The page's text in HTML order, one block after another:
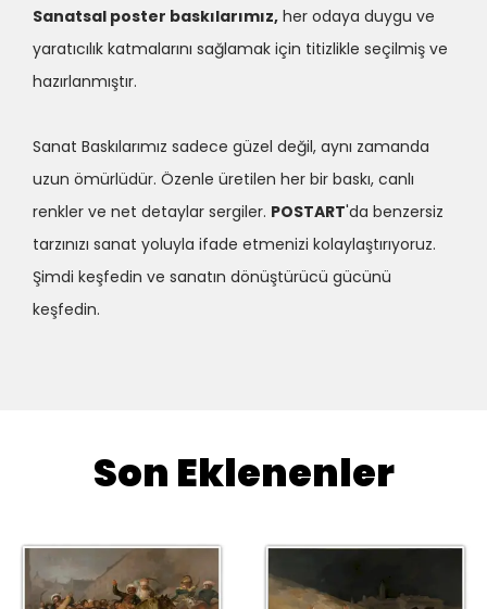
Sanatsal poster baskılarımız, her odaya duygu ve
yaratıcılık katmalarını sağlamak için titizlikle seçilmiş ve
hazırlanmıştır.
Sanat Baskılarımız sadece güzel değil, aynı zamanda
uzun ömürlüdür. Özenle üretilen her bir baskı, canlı
renkler ve net detaylar sergiler. POSTART'da benzersiz
tarzınızı sanat yoluyla ifade etmenizi kolaylaştırıyoruz.
Şimdi keşfedin ve sanatın dönüştürücü gücünü
keşfedin.
Son Eklenenler